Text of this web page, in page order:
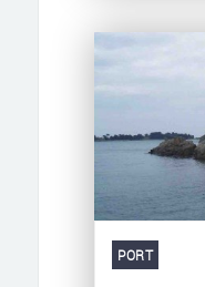
PORT